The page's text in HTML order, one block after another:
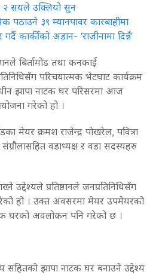
२ सयले उक्लियो सुन
पठाउने ३९ म्यानपावर कारबाहीमा
कार्कीको अडान- ‘राजीनामा दिन्नँ’
बिर्तामोड तथा कनकाई
परिचयात्मक भेटघाट कार्यक्रम
झापा नाटक घर परिसरमा आज
गरेको हो ।
मेयर क्रमश राजेन्द्र पोखरेल, पवित्रा
संग्रौलासहित वडाध्यक्ष र वडा सदस्यहरु
उद्देश्यले प्रतिष्ठानले जनप्रतिनिधिसँग
हो । उक्त अवसरमा मेयर उपमेयरको
घरको अवलोकन पनि गरेको छ ।
सहितको झापा नाटक घर बनाउने उद्देश्य